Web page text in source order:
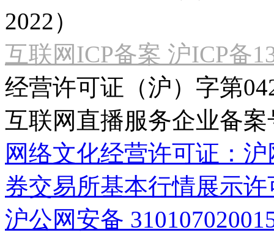
2022）
互联网ICP备案 沪ICP备
经营许可证（沪）字第
互联网直播服务企业备案
网络文化经营许可证：
券交易所基本行情展示许
沪公网安备